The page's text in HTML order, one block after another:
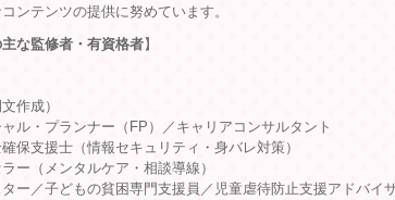
ンテンツの提供に努めています。
な監修者・有資格者】
作成）
ル・プランナー（FP）／キャリアコンサルタント
保支援士（情報セキュリティ・身バレ対策）
ー（メンタルケア・相談導線）
ー／子どもの貧困専門支援員／児童虐待防止支援アドバイ